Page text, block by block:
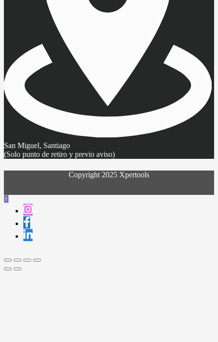
San Miguel, Santiago
(Solo punto de retiro y previo aviso)
Copyright 2025 Xpertools